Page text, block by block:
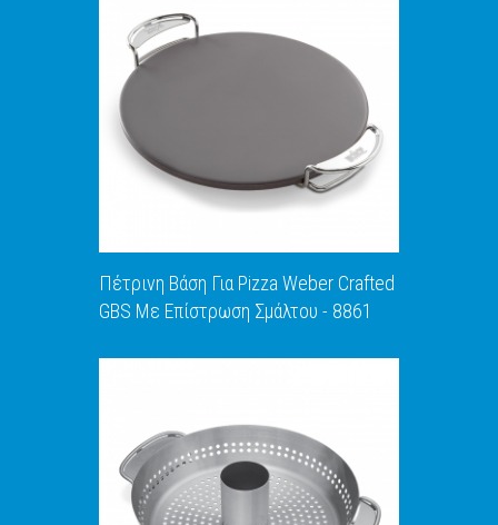
ΑΝΑΚΑΛΥΨΕ ΤΟ
Πέτρινη Βάση Για Pizza Weber Crafted
GBS Με Επίστρωση Σμάλτου - 8861